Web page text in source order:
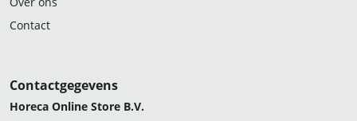
Contact
Contactgegevens
Horeca Online Store B.V.